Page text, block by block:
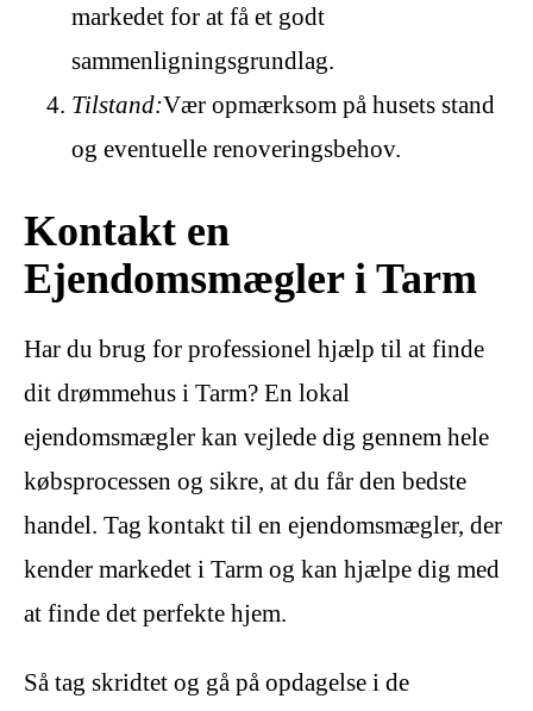
markedet for at få et godt
sammenligningsgrundlag.
Tilstand:Vær opmærksom på husets stand
og eventuelle renoveringsbehov.
Kontakt en
Ejendomsmægler i Tarm
Har du brug for professionel hjælp til at finde
dit drømmehus i Tarm? En lokal
ejendomsmægler kan vejlede dig gennem hele
købsprocessen og sikre, at du får den bedste
handel. Tag kontakt til en ejendomsmægler, der
kender markedet i Tarm og kan hjælpe dig med
at finde det perfekte hjem.
Så tag skridtet og gå på opdagelse i de